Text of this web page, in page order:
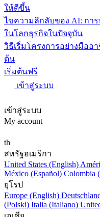
ให้ดีขึ้น
ไขความลึกลับของ AI: กา
ในโลกธุรกิจในปัจจุบัน
วิธีเริ่มโครงการอย่างมือ
ต้น
เริ่มต้นฟรี
เข้าสู่ระบบ
เข้าสู่ระบบ
My account
th
สหรัฐอเมริกา
United States (English)
México (Español) Colombia
ยุโรป
Europe (English)
(Polski) Italia (Italiano)